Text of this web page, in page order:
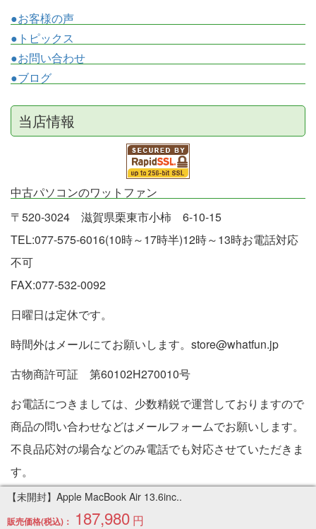
【未開封】Apple MacBook Air 13.6inc..
販売価格(税込)： 187,980 円
●お客様の声
●トピックス
●お問い合わせ
●ブログ
当店情報
中古パソコンのワットファン
〒520-3024 滋賀県栗東市小柿 6-10-15
TEL:077-575-6016(10時～17時半)12時～13時お電話対応
不可
FAX:077-532-0092
日曜日は定休です。
時間外はメールにてお願いします。store@whatfun.jp
古物商許可証 第60102H270010号
お電話につきましては、少数精鋭で運営しておりますので
商品の問い合わせなどはメールフォームでお願いします。
不良品応対の場合などのみ電話でも対応させていただきま
す。
特定商取引法に基づく表記
Copyright © 2005-2026 中古パソコン通販専門店 | PC販売